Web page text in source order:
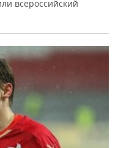
всероссийский